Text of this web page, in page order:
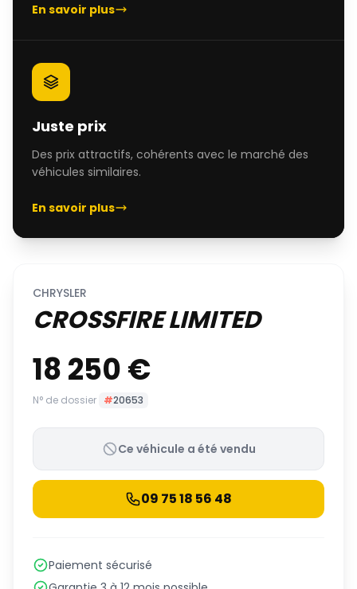
En savoir plus
Juste prix
Des prix attractifs, cohérents avec le marché des
véhicules similaires.
En savoir plus
CHRYSLER
CROSSFIRE LIMITED
18 250 €
N° de dossier #20653
Ce véhicule a été vendu
09 75 18 56 48
Paiement sécurisé